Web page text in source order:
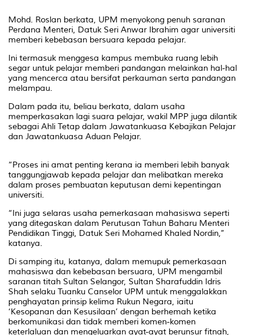
Mohd. Roslan berkata, UPM menyokong penuh saranan
Perdana Menteri, Datuk Seri Anwar Ibrahim agar universiti
memberi kebebasan bersuara kepada pelajar.
Ini termasuk menggesa kampus membuka ruang lebih
segar untuk pelajar memberi pandangan melainkan hal-hal
yang mencerca atau bersifat perkauman serta pandangan
melampau.
Dalam pada itu, beliau berkata, dalam usaha
memperkasakan lagi suara pelajar, wakil MPP juga dilantik
sebagai Ahli Tetap dalam Jawatankuasa Kebajikan Pelajar
dan Jawatankuasa Aduan Pelajar.
“Proses ini amat penting kerana ia memberi lebih banyak
tanggungjawab kepada pelajar dan melibatkan mereka
dalam proses pembuatan keputusan demi kepentingan
universiti.
“Ini juga selaras usaha pemerkasaan mahasiswa seperti
yang ditegaskan dalam Perutusan Tahun Baharu Menteri
Pendidikan Tinggi, Datuk Seri Mohamed Khaled Nordin,”
katanya.
Di samping itu, katanya, dalam memupuk pemerkasaan
mahasiswa dan kebebasan bersuara, UPM mengambil
saranan titah Sultan Selangor, Sultan Sharafuddin Idris
Shah selaku Tuanku Canselor UPM untuk menggalakkan
penghayatan prinsip kelima Rukun Negara, iaitu
‘Kesopanan dan Kesusilaan’ dengan berhemah ketika
berkomunikasi dan tidak memberi komen-komen
keterlaluan dan mengeluarkan ayat-ayat berunsur fitnah,